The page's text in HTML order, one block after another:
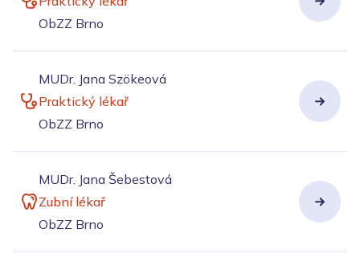
ObZZ Brno
MUDr. Jana Szökeová
Praktický lékař
ObZZ Brno
MUDr. Jana Šebestová
Zubní lékař
ObZZ Brno